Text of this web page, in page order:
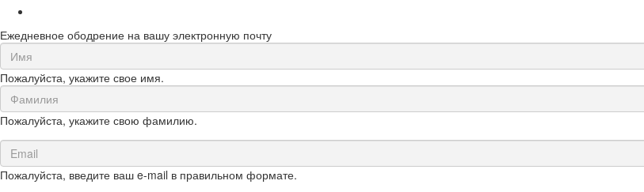
Ежедневное ободрение на вашу электронную почту
First
Name
(required)
Пожалуйста, укажите свое имя.
Last
Name
(required)
Пожалуйста, укажите свою фамилию.
Email
(required)
Пожалуйста, введите ваш e-mail в правильном формате.